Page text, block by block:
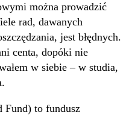
można prowadzić
rad, dawanych
jest błędnych.
centa, dopóki nie
w siebie – w studia,
Fund) to fundusz